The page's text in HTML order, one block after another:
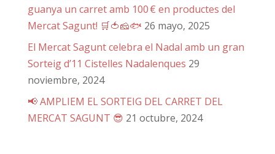
guanya un carret amb 100 € en productes del
Mercat Sagunt! 🛒🍅🧀🐟 26 mayo, 2025
El Mercat Sagunt celebra el Nadal amb un gran
Sorteig d’11 Cistelles Nadalenques 29
noviembre, 2024
📢 AMPLIEM EL SORTEIG DEL CARRET DEL
MERCAT SAGUNT 😎 21 octubre, 2024